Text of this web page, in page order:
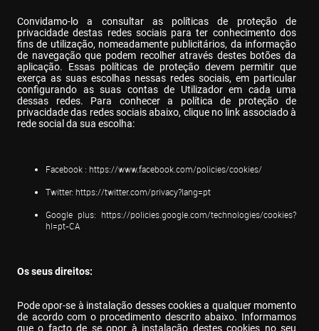
Convidamo-lo a consultar as políticas de proteção de
privacidade destas redes sociais para ter conhecimento dos
fins de utilização, nomeadamente publicitários, da informação
de navegação que podem recolher através destes botões da
aplicação. Essas políticas de proteção devem permitir que
exerça as suas escolhas nessas redes sociais, em particular
configurando as suas contas de Utilizador em cada uma
dessas redes. Para conhecer a política de proteção de
privacidade das redes sociais abaixo, clique no link associado à
rede social da sua escolha:
Facebook : https://www.facebook.com/policies/cookies/
Twitter: https://twitter.com/privacy?lang=pt
Google plus: https://policies.google.com/technologies/cookies?
hl=pt-CA
Os seus direitos:
Pode opor-se à instalação desses cookies a qualquer momento
de acordo com o procedimento descrito abaixo. Informamos
que o facto de se opor à instalação destes cookies no seu